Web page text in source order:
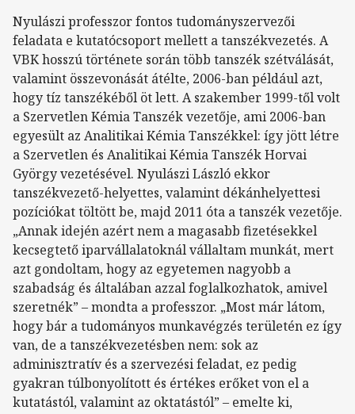
Nyulászi professzor fontos tudományszervezői
feladata e kutatócsoport mellett a tanszékvezetés. A
VBK hosszú története során több tanszék szétválását,
valamint összevonását átélte, 2006-ban például azt,
hogy tíz tanszékéből öt lett. A szakember 1999-től volt
a Szervetlen Kémia Tanszék vezetője, ami 2006-ban
egyesült az Analitikai Kémia Tanszékkel: így jött létre
a Szervetlen és Analitikai Kémia Tanszék Horvai
György vezetésével. Nyulászi László ekkor
tanszékvezető-helyettes, valamint dékánhelyettesi
pozíciókat töltött be, majd 2011 óta a tanszék vezetője.
„Annak idején azért nem a magasabb fizetésekkel
kecsegtető iparvállalatoknál vállaltam munkát, mert
azt gondoltam, hogy az egyetemen nagyobb a
szabadság és általában azzal foglalkozhatok, amivel
szeretnék” – mondta a professzor. „Most már látom,
hogy bár a tudományos munkavégzés területén ez így
van, de a tanszékvezetésben nem: sok az
adminisztratív és a szervezési feladat, ez pedig
gyakran túlbonyolított és értékes erőket von el a
kutatástól, valamint az oktatástól” – emelte ki,